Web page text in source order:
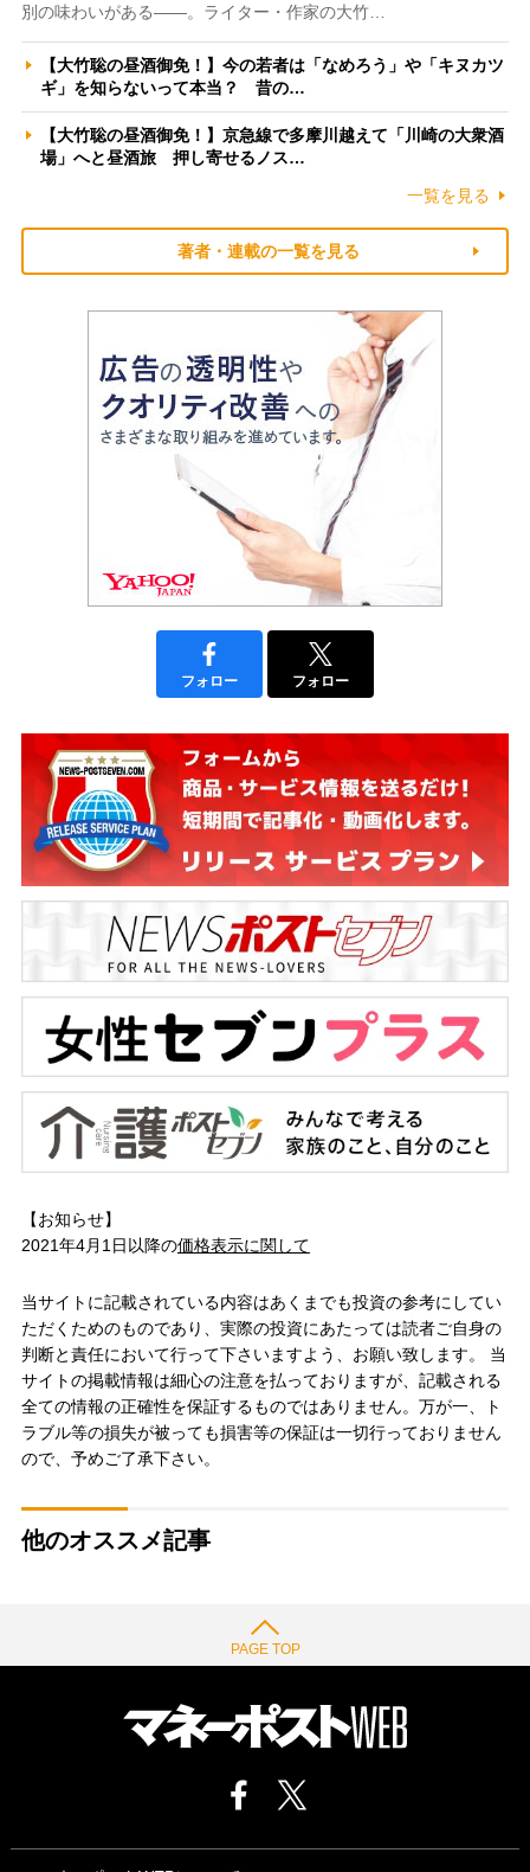
別の味わいがある――。ライター・作家の大竹…
【大竹聡の昼酒御免！】今の若者は「なめろう」や「キヌカツ
ギ」を知らないって本当？ 昔の…
【大竹聡の昼酒御免！】京急線で多摩川越えて「川崎の大衆酒
場」へと昼酒旅 押し寄せるノス…
一覧を見る
著者・連載の一覧を見る
フォロー フォロー
【お知らせ】
2021年4月1日以降の価格表示に関して
当サイトに記載されている内容はあくまでも投資の参考にしてい
ただくためのものであり、実際の投資にあたっては読者ご自身の
判断と責任において行って下さいますよう、お願い致します。 当
サイトの掲載情報は細心の注意を払っておりますが、記載される
全ての情報の正確性を保証するものではありません。万が一、ト
ラブル等の損失が被っても損害等の保証は一切行っておりません
ので、予めご了承下さい。
他のオススメ記事
PAGE TOP